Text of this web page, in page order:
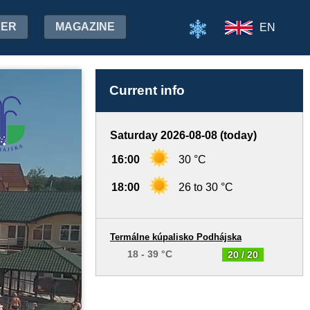
MAGAZINE EN
Current info
Saturday 2026-08-08 (today)
16:00 30 °C
18:00 26 to 30 °C
20 / 20
Termálne kúpalisko Podhájska
18 - 39 °C